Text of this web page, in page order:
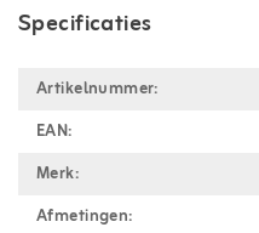
Specificaties
Artikelnummer:
EAN:
Merk:
Afmetingen: